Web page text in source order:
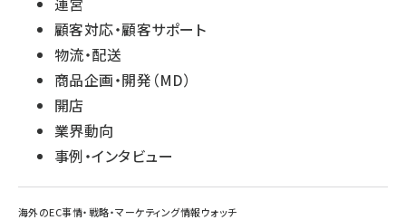
顧客対応・顧客サポート
物流・配送
商品企画・開発（MD）
開店
業界動向
事例・インタビュー
海外のEC事情・戦略・マーケティング情報ウォッチ